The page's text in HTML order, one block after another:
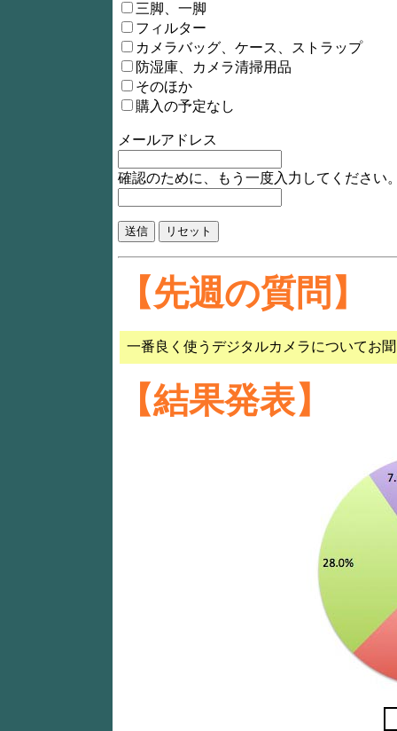
三脚、一脚
フィルター
カメラバッグ、ケース、ストラップ
防湿庫、カメラ清掃用品
そのほか
購入の予定なし
メールアドレス
確認のために、もう一度入力してください
【先週の質問】
一番良く使うデジタルカメラについてお
【結果発表】